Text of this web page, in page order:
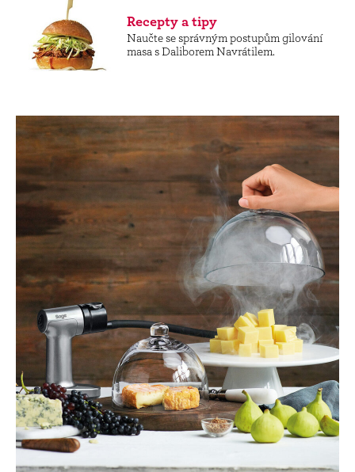
Recepty a tipy
Naučte se správným postupům gilování
masa s Daliborem Navrátilem.